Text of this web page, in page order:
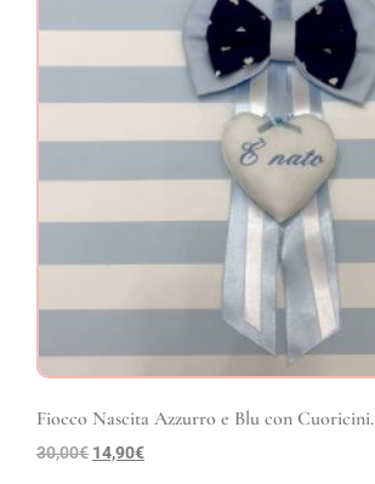
Fiocco Nascita Azzurro e Blu con Cuoricini.
30,00€ 14,90€